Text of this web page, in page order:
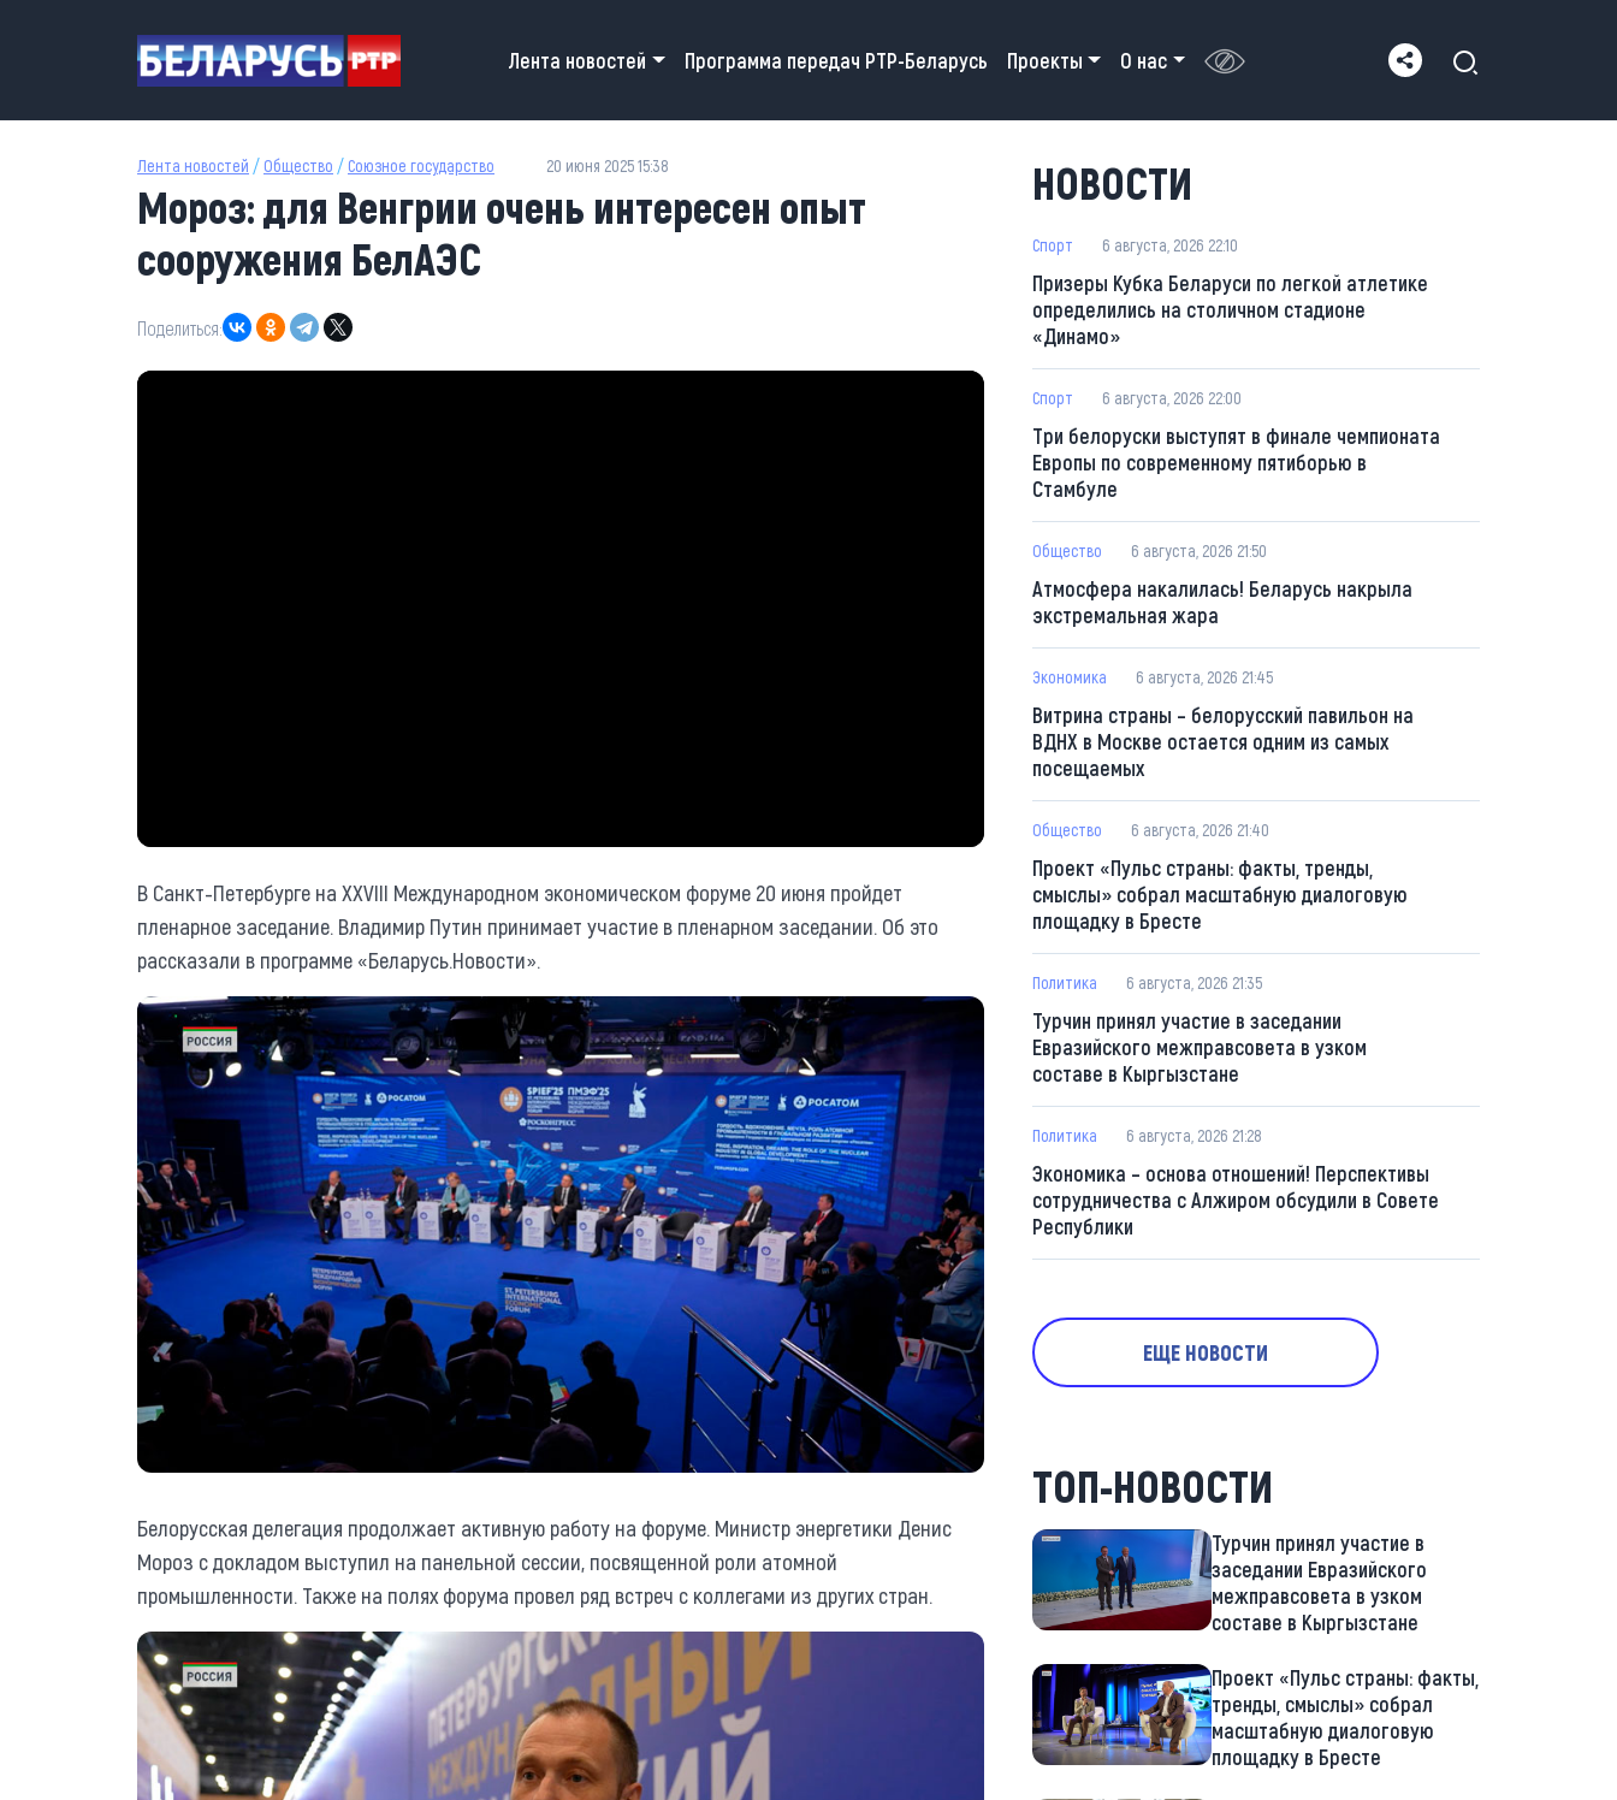
Main navigation
Лента новостей Программа передач РТР-Беларусь Проекты О нас
Лента новостей / Общество / Союзное государство 20 июня 2025 15:38
Мороз: для Венгрии очень интересен опыт
сооружения БелАЭС
Поделиться:
В Санкт-Петербурге на XXVIII Международном экономическом форуме 20 июня пройдет
пленарное заседание. Владимир Путин принимает участие в пленарном заседании. Об это
рассказали в программе «Беларусь.Новости».
Белорусская делегация продолжает активную работу на форуме. Министр энергетики Денис
Мороз с докладом выступил на панельной сессии, посвященной роли атомной
промышленности. Также на полях форума провел ряд встреч с коллегами из других стран.
НОВОСТИ
Спорт 6 августа, 2026 22:10
Призеры Кубка Беларуси по легкой атлетике
определились на столичном стадионе
«Динамо»
Спорт 6 августа, 2026 22:00
Три белоруски выступят в финале чемпионата
Европы по современному пятиборью в
Стамбуле
Общество 6 августа, 2026 21:50
Атмосфера накалилась! Беларусь накрыла
экстремальная жара
Экономика 6 августа, 2026 21:45
Витрина страны – белорусский павильон на
ВДНХ в Москве остается одним из самых
посещаемых
Общество 6 августа, 2026 21:40
Проект «Пульс страны: факты, тренды,
смыслы» собрал масштабную диалоговую
площадку в Бресте
Политика 6 августа, 2026 21:35
Турчин принял участие в заседании
Евразийского межправсовета в узком
составе в Кыргызстане
Политика 6 августа, 2026 21:28
Экономика – основа отношений! Перспективы
сотрудничества с Алжиром обсудили в Совете
Республики
ЕЩЕ НОВОСТИ
ТОП-НОВОСТИ
Турчин принял участие в
заседании Евразийского
межправсовета в узком
составе в Кыргызстане
Проект «Пульс страны: факты,
тренды, смыслы» собрал
масштабную диалоговую
площадку в Бресте